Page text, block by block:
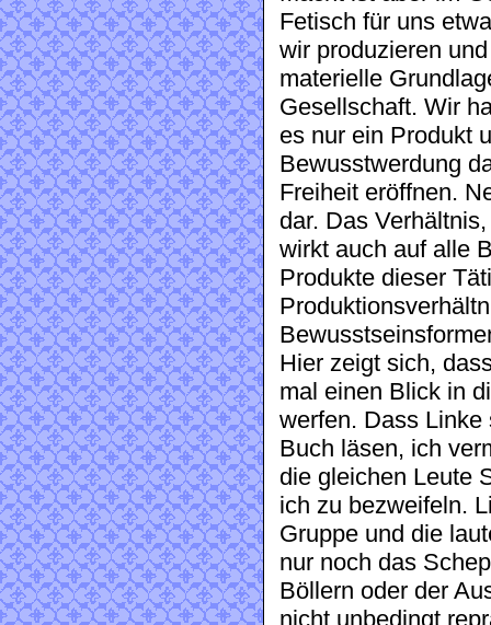
Fetisch für uns
wir produzieren
materielle
Gesellschaft. Wir
es nur ein Produkt
Bewusstwerdung
Freiheit eröffnen.
dar. Das
wirkt auch auf alle
Produkte dieser
Hier zeigt sich,
mal einen Blick in
werfen. Dass Linke
Buch läsen, ich
die gleichen Leute
ich zu bezweifeln.
Gruppe und die
nur noch das
Böllern oder der
nicht unbedingt